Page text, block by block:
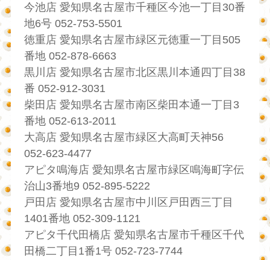
今池店 愛知県名古屋市千種区今池一丁目30番
地6号 052-753-5501
徳重店 愛知県名古屋市緑区元徳重一丁目505
番地 052-878-6663
黒川店 愛知県名古屋市北区黒川本通四丁目38
番 052-912-3031
柴田店 愛知県名古屋市南区柴田本通一丁目3
番地 052-613-2011
大高店 愛知県名古屋市緑区大高町天神56
052-623-4477
アピタ鳴海店 愛知県名古屋市緑区鳴海町字伝
治山3番地9 052-895-5222
戸田店 愛知県名古屋市中川区戸田西三丁目
1401番地 052-309-1121
アピタ千代田橋店 愛知県名古屋市千種区千代
田橋二丁目1番1号 052-723-7744